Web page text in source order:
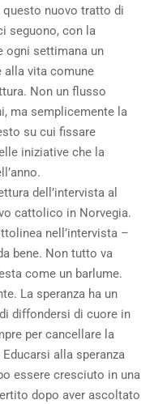
questo nuovo tratto di
seguono, con la
ogni settimana un
vita comune
Non un flusso
ma semplicemente la
su cui fissare
iniziative che la
dell’intervista al
cattolico in Norvegia.
nell’intervista –
bene. Non tutto va
come un barlume.
La speranza ha un
diffondersi di cuore in
per cancellare la
alla speranza
essere cresciuto in una
dopo aver ascoltato